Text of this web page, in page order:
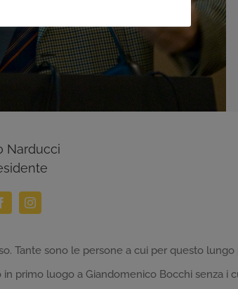
Narducci
Tante sono le persone a cui per questo
primo luogo a Giandomenico Bocchi senza i